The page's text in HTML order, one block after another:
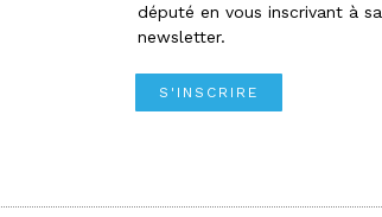
député en vous inscrivant à sa
newsletter.
S'INSCRIRE